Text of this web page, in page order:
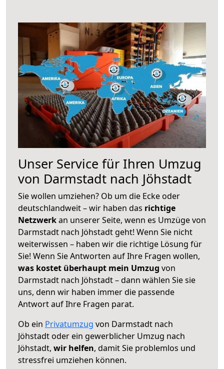
Unser Service für Ihren Umzug
von Darmstadt nach Jöhstadt
Sie wollen umziehen? Ob um die Ecke oder
deutschlandweit – wir haben das richtige
Netzwerkan unserer Seite, wenn es Umzüge von
Darmstadt nach Jöhstadt geht! Wenn Sie nicht
weiterwissen – haben wir die richtige Lösung für
Sie! Wenn Sie Antworten auf Ihre Fragen wollen,
was kostet überhaupt mein Umzug von
Darmstadt nach Jöhstadt – dann wählen Sie sie
uns, denn wir haben immer die passende
Antwort auf Ihre Fragen parat.
Ob ein Privatumzug von Darmstadt nach
Jöhstadt oder ein gewerblicher Umzug nach
Jöhstadt, wir helfen, damit Sie problemlos und
stressfrei umziehen können.